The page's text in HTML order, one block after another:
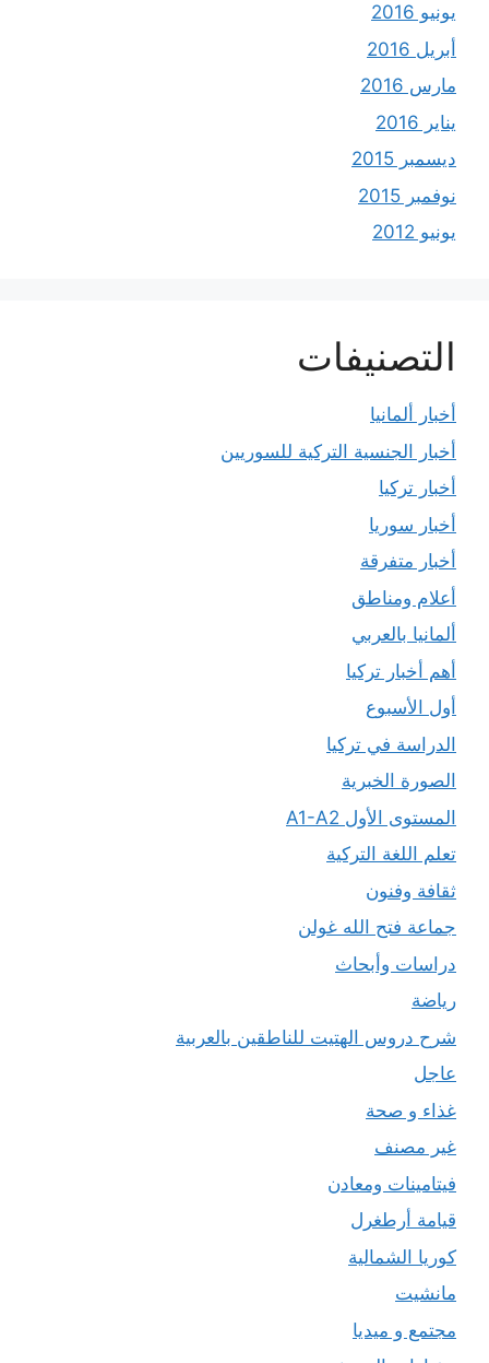
يونيو 2016
أبريل 2016
مارس 2016
يناير 2016
ديسمبر 2015
نوفمبر 2015
يونيو 2012
التصنيفات
أخبار ألمانيا
أخبار الجنسية التركية للسوريين
أخبار تركيا
أخبار سوريا
أخبار متفرقة
أعلام ومناطق
ألمانيا بالعربي
أهم أخبار تركيا
أول الأسبوع
الدراسة في تركيا
الصورة الخبرية
المستوى الأول A1-A2
تعلم اللغة التركية
ثقافة وفنون
جماعة فتح الله غولن
دراسات وأبحاث
رياضة
شرح دروس الهتيت للناطقين بالعربية
عاجل
غذاء و صحة
غير مصنف
فيتامينات ومعادن
قيامة أرطغرل
كوريا الشمالية
مانشيت
مجتمع و ميديا